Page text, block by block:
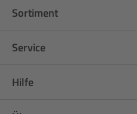
Sortiment
Service
Hilfe